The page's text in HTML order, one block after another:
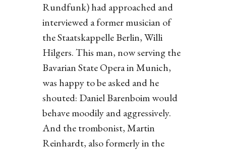
Rundfunk) had approached and
interviewed a former musician of
the Staatskappelle Berlin, Willi
Hilgers. This man, now serving the
Bavarian State Opera in Munich,
was happy to be asked and he
shouted: Daniel Barenboim would
behave moodily and aggressively.
And the trombonist, Martin
Reinhardt, also formerly in the